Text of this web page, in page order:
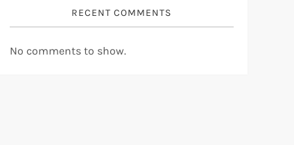
RECENT COMMENTS
No comments to show.